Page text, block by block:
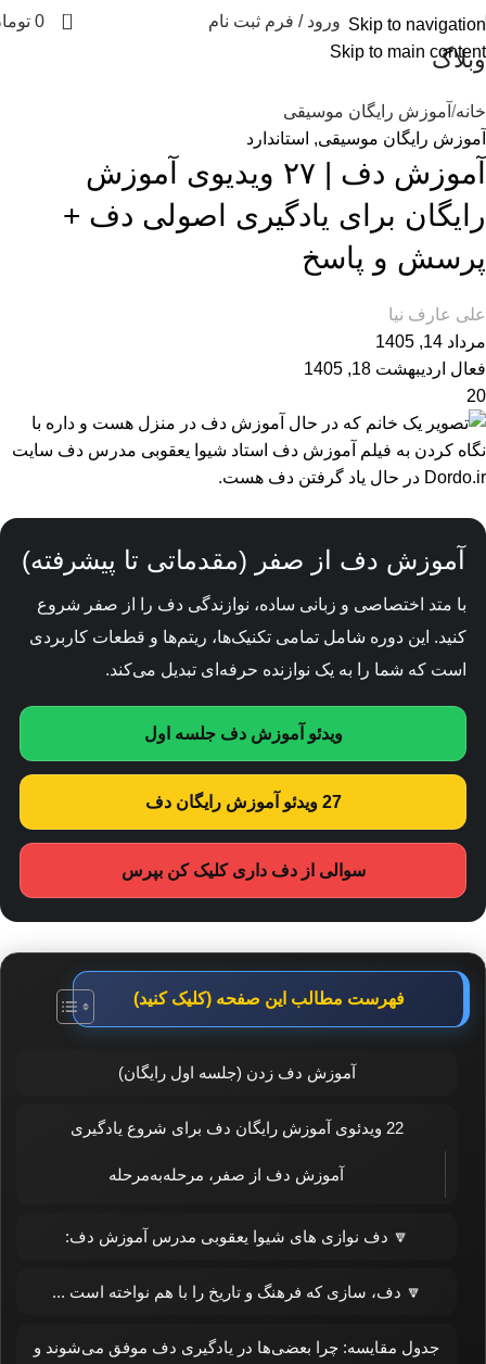
Skip to navigation
Skip to main content
ورود / فرم ثبت نام 0
0
وبلاگ
خانه آموزش رایگان موسیقی
آموزش رایگان موسیقی, استاندارد
آموزش دف | ۲۷ ویدیوی آموزش
رایگان برای یادگیری اصولی دف +
پرسش و پاسخ
علی عارف نیا
مرداد 14, 1405
فعال اردیبهشت 18, 1405
20
آموزش دف از صفر (مقدماتی تا پیشرفته)
با متد اختصاصی و زبانی ساده، نوازندگی دف را از صفر شروع
کنید. این دوره شامل تمامی تکنیک‌ها، ریتم‌ها و قطعات کاربردی
است که شما را به یک نوازنده حرفه‌ای تبدیل می‌کند.
ویدئو آموزش دف جلسه اول
27 ویدئو آموزش رایگان دف
سوالی از دف داری کلیک کن بپرس
فهرست مطالب این صفحه (کلیک کنید)
آموزش دف زدن (جلسه اول رایگان)
22 ویدئوی آموزش رایگان دف برای شروع یادگیری
آموزش دف از صفر، مرحله‌به‌مرحله
🔽 دف نوازی های شیوا یعقوبی مدرس آموزش دف:
🔽 دف، سازی که فرهنگ و تاریخ را با هم نواخته است ...
جدول مقایسه: چرا بعضی‌ها در یادگیری دف موفق می‌شوند و